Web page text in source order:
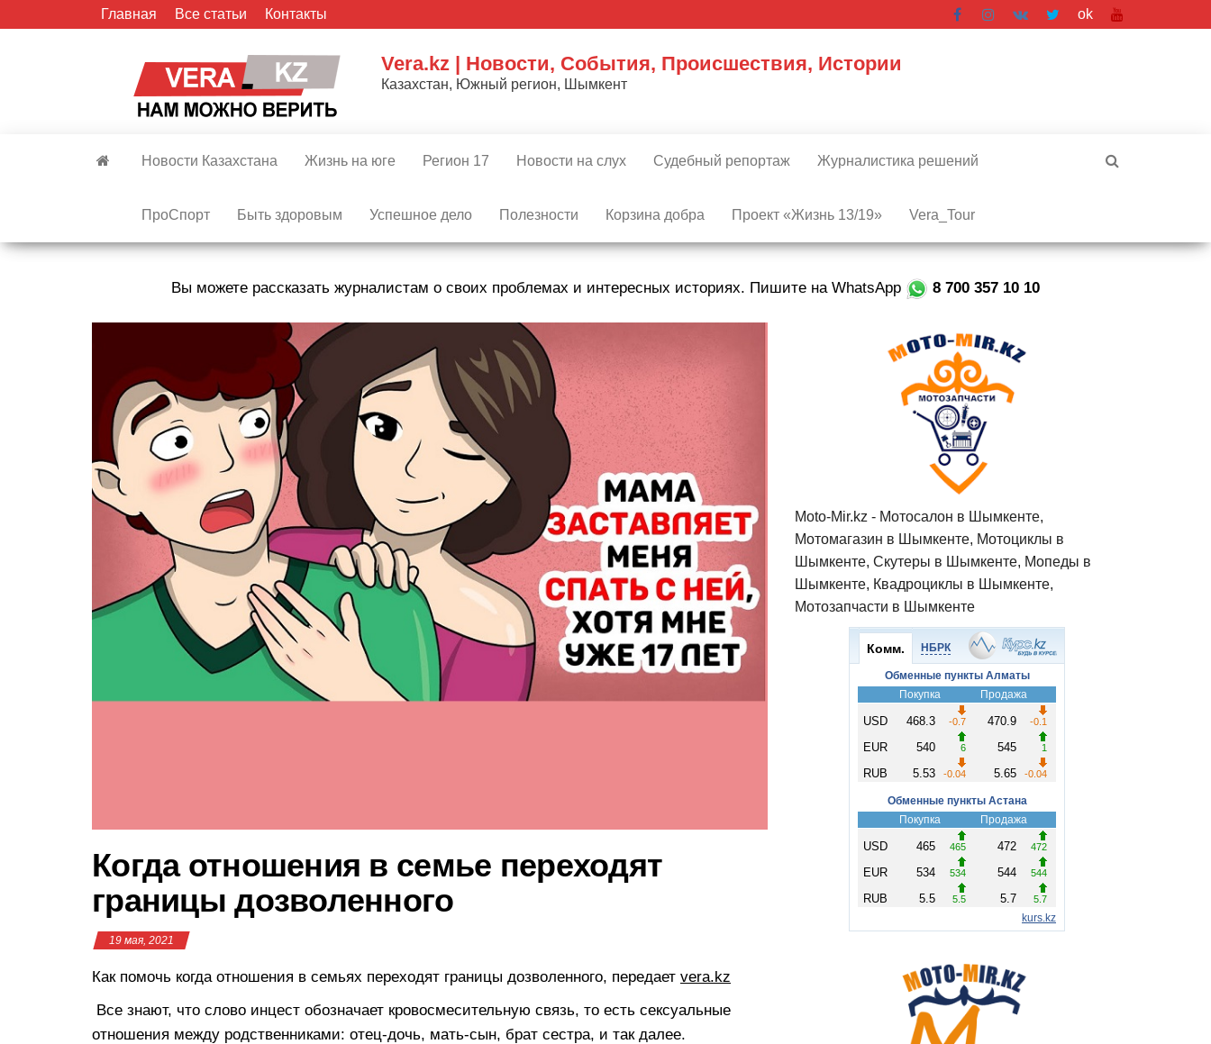
Главная Все статьи Контакты ok
Vera.kz | Новости, События, Происшествия, Истории
Казахстан, Южный регион, Шымкент
Новости Казахстана Жизнь на юге Регион 17 Новости на слух Судебный репортаж Журналистика решений
ПроСпорт Быть здоровым Успешное дело Полезности Корзина добра Проект «Жизнь 13/19» Vera_Tour
Вы можете рассказать журналистам о своих проблемах и интересных историях. Пишите на WhatsApp 8 700 357 10 10
Когда отношения в семье переходят
границы дозволенного
19 мая, 2021
Как помочь когда отношения в семьях переходят границы дозволенного, передает vera.kz
Все знают, что слово инцест обозначает кровосмесительную связь, то есть сексуальные
отношения между родственниками: отец-дочь, мать-сын, брат сестра, и так далее.
Moto-Mir.kz - Мотосалон в Шымкенте,
Мотомагазин в Шымкенте, Мотоциклы в
Шымкенте, Скутеры в Шымкенте, Мопеды в
Шымкенте, Квадроциклы в Шымкенте,
Мотозапчасти в Шымкенте